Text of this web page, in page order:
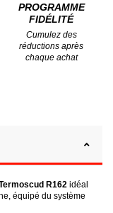
PROGRAMME
FIDÉLITÉ
Cumulez des
réductions après
chaque achat
R162 idéal
équipé du système